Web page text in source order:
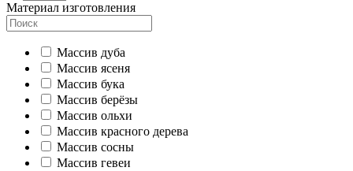
Материал изготовления
Массив дуба
Массив ясеня
Массив бука
Массив берёзы
Массив ольхи
Массив красного дерева
Массив сосны
Массив гевеи